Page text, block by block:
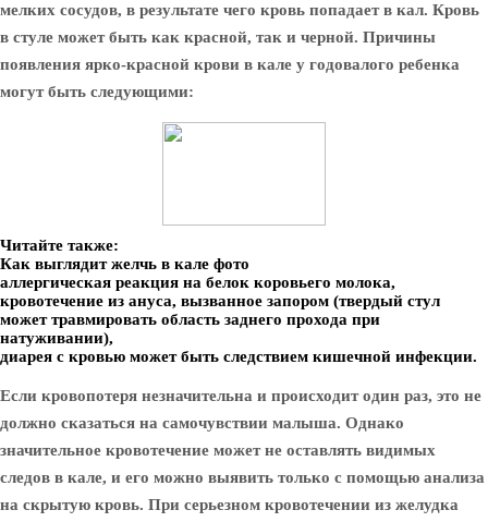
мелких сосудов, в результате чего кровь попадает в кал. Кровь
в стуле может быть как красной, так и черной. Причины
появления ярко-красной крови в кале у годовалого ребенка
могут быть следующими:
Читайте также:
Как выглядит желчь в кале фото
аллергическая реакция на белок коровьего молока,
кровотечение из ануса, вызванное запором (твердый стул
может травмировать область заднего прохода при
натуживании),
диарея с кровью может быть следствием кишечной инфекции.
Если кровопотеря незначительна и происходит один раз, это не
должно сказаться на самочувствии малыша. Однако
значительное кровотечение может не оставлять видимых
следов в кале, и его можно выявить только с помощью анализа
на скрытую кровь. При серьезном кровотечении из желудка